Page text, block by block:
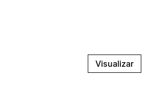
Visualizar